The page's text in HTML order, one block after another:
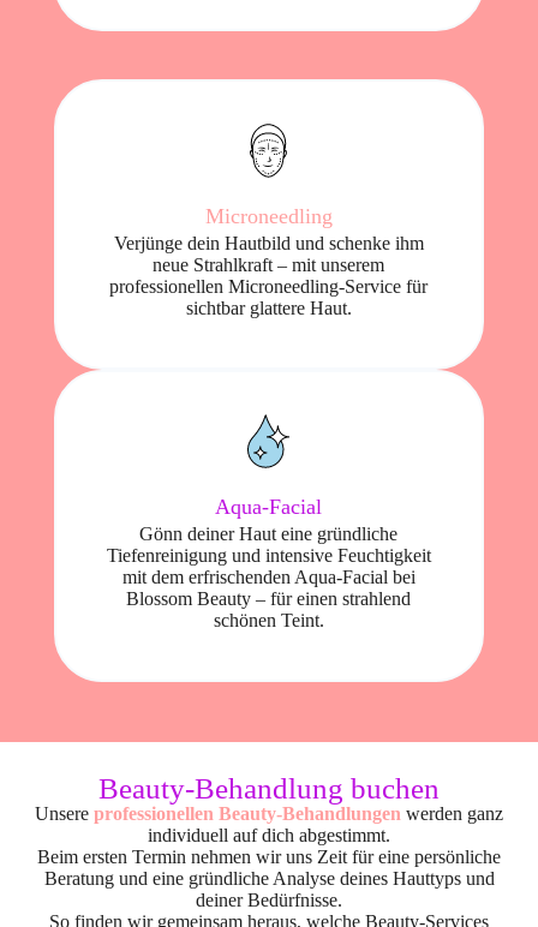
Microneedling
Verjünge dein Hautbild und schenke ihm
neue Strahlkraft – mit unserem
professionellen Microneedling-Service für
sichtbar glattere Haut.
Aqua-Facial
Gönn deiner Haut eine gründliche
Tiefenreinigung und intensive Feuchtigkeit
mit dem erfrischenden Aqua-Facial bei
Blossom Beauty – für einen strahlend
schönen Teint.
Beauty-Behandlung buchen
Unsere professionellen Beauty-Behandlungen werden ganz
individuell auf dich abgestimmt.
Beim ersten Termin nehmen wir uns Zeit für eine persönliche
Beratung und eine gründliche Analyse deines Hauttyps und
deiner Bedürfnisse.
So finden wir gemeinsam heraus, welche Beauty-Services